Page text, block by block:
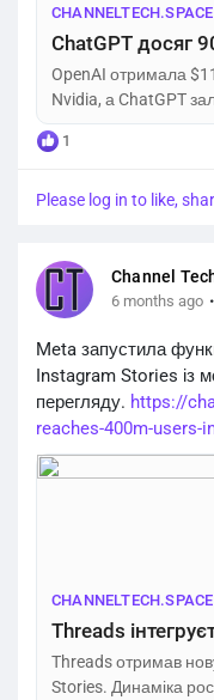
CHANNELTECH.SPACE
OpenAI отримала
Nvidia, а ChatGPT
щотижня. Деталі
1
Please log in to like,
Channel
6 months ago ·
Meta запустила
Instagram Stories із
перегляду. https://
reaches-400m-users-
CHANNELTECH.SPACE
Threads отримав
Stories. Динаміка